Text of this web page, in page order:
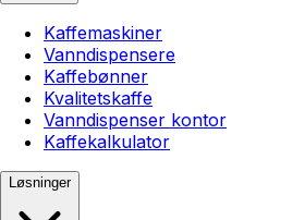
Kaffemaskiner
Vanndispensere
Kaffebønner
Kvalitetskaffe
Vanndispenser kontor
Kaffekalkulator
Løsninger